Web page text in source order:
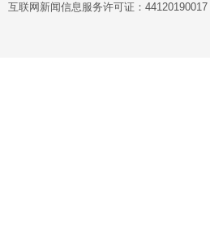
互联网新闻信息服务许可证：44120190017